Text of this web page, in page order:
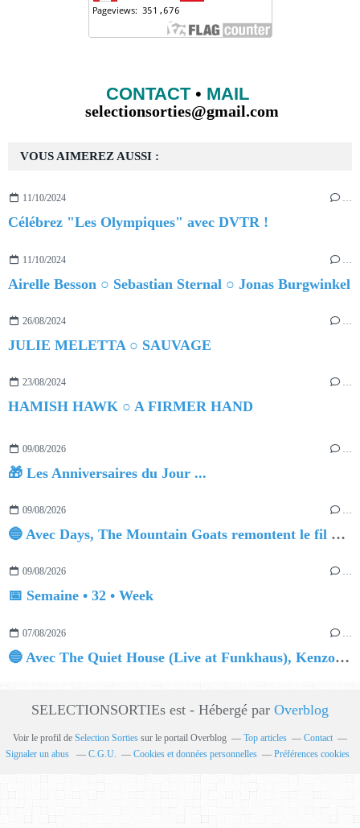
VOUS AIMEREZ AUSSI :
11/10/2024 …
Célébrez "Les Olympiques" avec DVTR !
11/10/2024
Airelle Besson ○ Sebastian Sternal ○ Jonas Burgwinkel
26/08/2024 …
JULIE MELETTA ○ SAUVAGE
23/08/2024 …
HAMISH HAWK ○ A FIRMER HAND
09/08/2026
🎁 Les Anniversaires du Jour ...
09/08/2026 …
🔵 Avec Days, The Mountain Goats remontent le fil du temps
09/08/2026 …
📅 Semaine • 32 • Week
07/08/2026
🔵 Avec The Quiet House (Live at Funkhaus), Kenzo Zurzolo livre une performance aussi intense qu'envoûtante.
CONTACT• MAIL
selectionsorties@gmail.com
SELECTIONSORTIEs est - Hébergé par Overblog
Voir le profil de Selection Sorties sur le portail Overblog Top articles
Contact
Signaler un abus
C.G.U. Cookies et données personnelles Préférences cookies